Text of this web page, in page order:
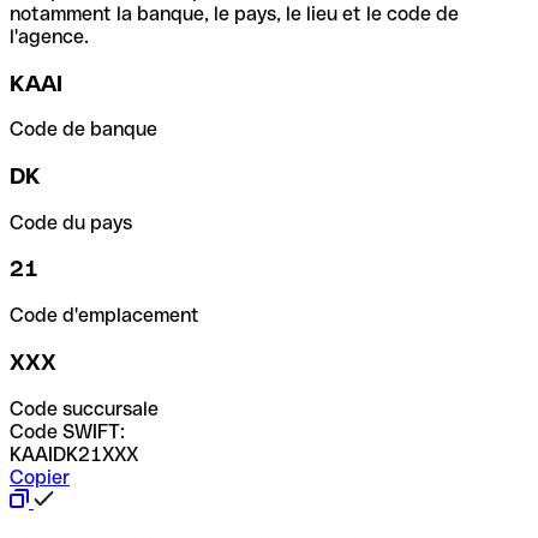
notamment la banque, le pays, le lieu et le code de
l'agence.
KAAI
Code de banque
DK
Code du pays
21
Code d'emplacement
XXX
Code succursale
Code SWIFT:
KAAIDK21XXX
Copier